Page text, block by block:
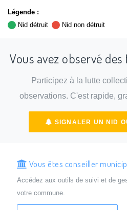
Légende :
Nid détruit
Nid non détruit
Vous avez observé
Participez à la lutte
observations. C'est rapide,
SIGNALER UN NID
Vous êtes conseiller
Accédez aux outils de suivi et de
votre commune.